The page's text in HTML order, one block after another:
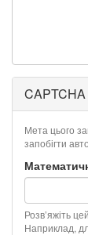
CAPTCHA
Мета цього
запобігти
Розв’яжіть
Наприклад,